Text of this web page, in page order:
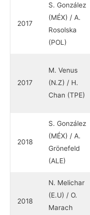
2017
S. González
(MÉX) / A.
Rosolska
(POL)
2017
M. Venus
(N.Z) / H.
Chan (TPE)
2018
S. González
(MÉX) / A.
Grönefeld
(ALE)
2018
N. Melichar
(E.U) / O.
Marach